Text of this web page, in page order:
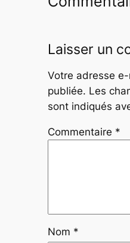
Laisser un
Votre adresse
publiée. Les
sont indiqués
Commentaire *
Nom *